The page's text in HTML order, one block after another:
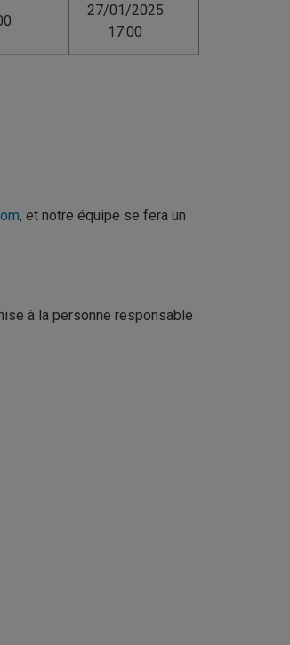
27/01/2025
17:00
, et notre équipe se fera un
à la personne responsable